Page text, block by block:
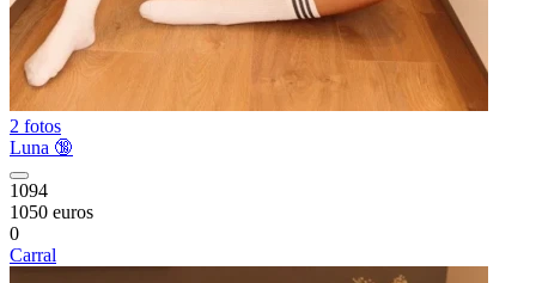
2 fotos
Luna 🔞
1094
1050 euros
0
Carral